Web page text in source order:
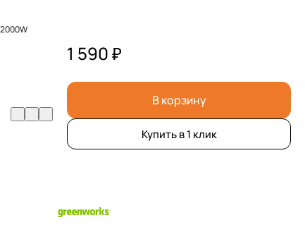
1 590 ₽
В корзину
Купить в 1 клик